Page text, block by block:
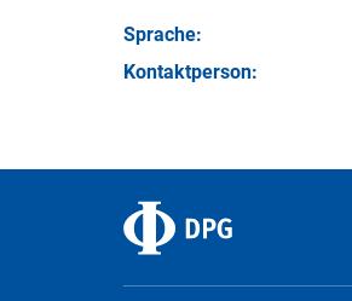
Sprache:
Kontakt­person: